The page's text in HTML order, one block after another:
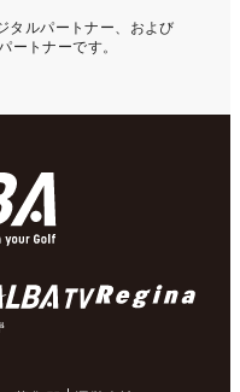
タルパートナー、および
ートナーです。